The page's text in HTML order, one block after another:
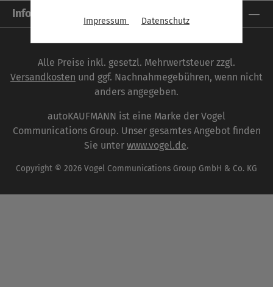
Informationen
Alle Preise inkl. gesetzl. Mehrwertsteuer zzgl.
Versandkosten und ggf. Nachnahmegebühren, wenn nicht
anders angegeben.
autoKAUFMANN ist eine Marke der Vogel
Communications Group. Unser gesamtes Angebot finden
Sie unter www.vogel.de.
Copyright © 2026 Vogel Communications Group GmbH & Co. KG
Impressum Datenschutz